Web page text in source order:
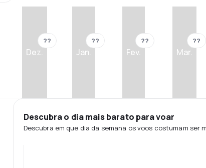
Dez.
??
Jan.
??
Fev.
??
Mar.
??
Descubra o dia mais barato para voar
Descubra em que dia da semana os voos costumam ser